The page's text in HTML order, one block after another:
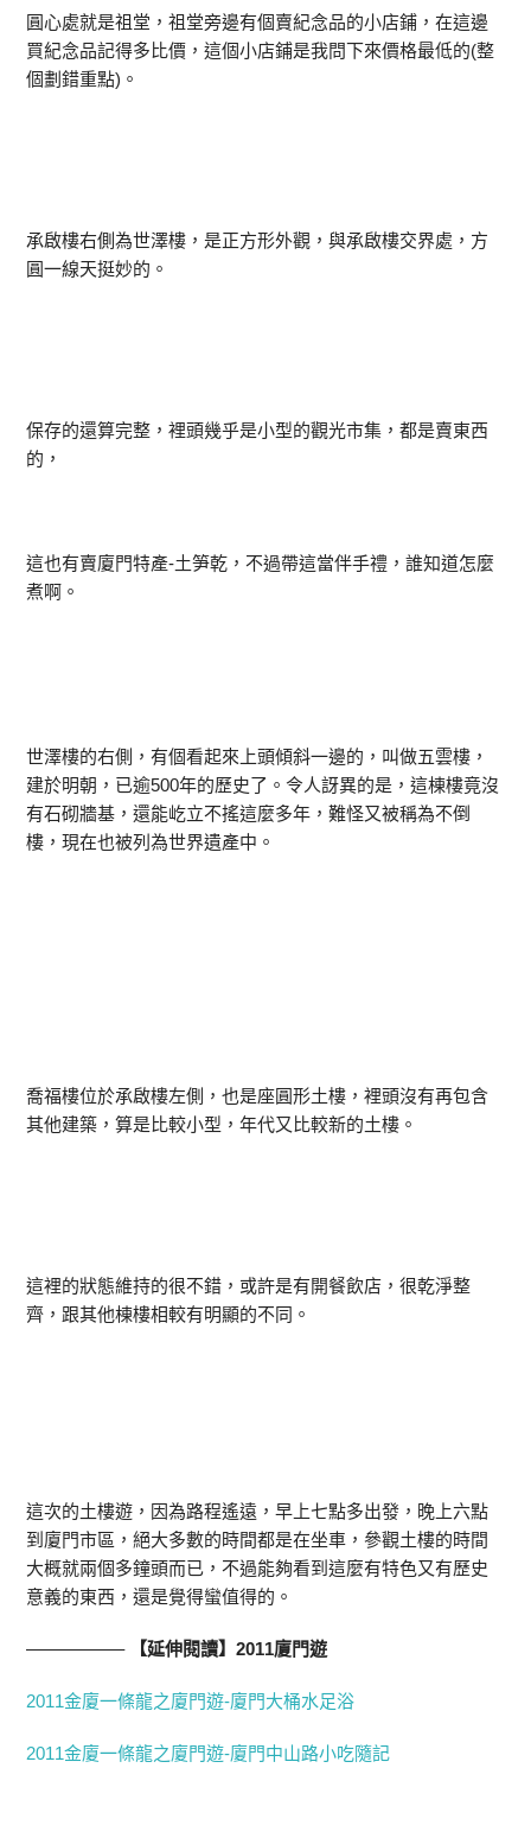
圓心處就是祖堂，祖堂旁邊有個賣紀念品的小店鋪，在這邊
買紀念品記得多比價，這個小店鋪是我問下來價格最低的(整
個劃錯重點)。
承啟樓右側為世澤樓，是正方形外觀，與承啟樓交界處，方
圓一線天挺妙的。
保存的還算完整，裡頭幾乎是小型的觀光市集，都是賣東西
的，
這也有賣廈門特產-土笋乾，不過帶這當伴手禮，誰知道怎麼
煮啊。
世澤樓的右側，有個看起來上頭傾斜一邊的，叫做五雲樓，
建於明朝，已逾500年的歷史了。令人訝異的是，這棟樓竟沒
有石砌牆基，還能屹立不搖這麼多年，難怪又被稱為不倒
樓，現在也被列為世界遺產中。
喬福樓位於承啟樓左側，也是座圓形土樓，裡頭沒有再包含
其他建築，算是比較小型，年代又比較新的土樓。
這裡的狀態維持的很不錯，或許是有開餐飲店，很乾淨整
齊，跟其他棟樓相較有明顯的不同。
這次的土樓遊，因為路程遙遠，早上七點多出發，晚上六點
到廈門市區，絕大多數的時間都是在坐車，參觀土樓的時間
大概就兩個多鐘頭而已，不過能夠看到這麼有特色又有歷史
意義的東西，還是覺得蠻值得的。
—————– 【延伸閱讀】2011廈門遊
2011金廈一條龍之廈門遊-廈門大桶水足浴
2011金廈一條龍之廈門遊-廈門中山路小吃隨記